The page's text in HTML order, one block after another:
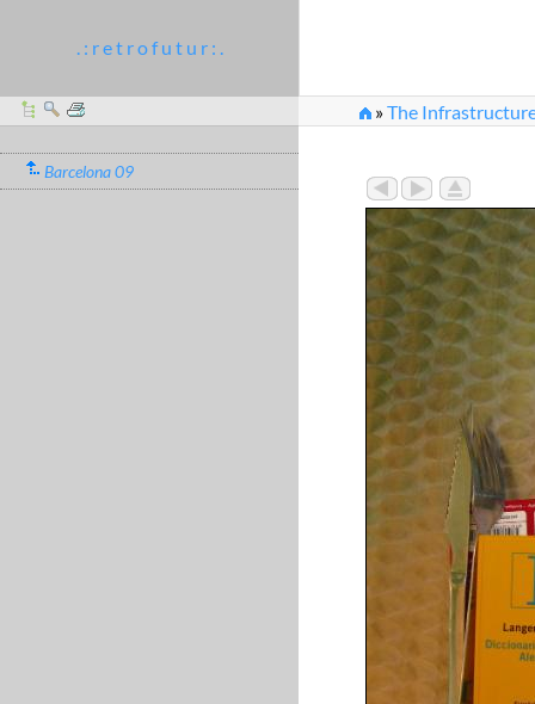
. : r e t r o f u t u r : .
»The
Barcelona 09